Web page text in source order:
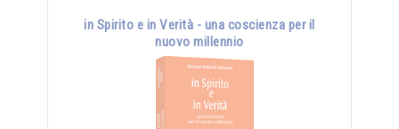
in Spirito e in Verità - una coscienza per il
nuovo millennio